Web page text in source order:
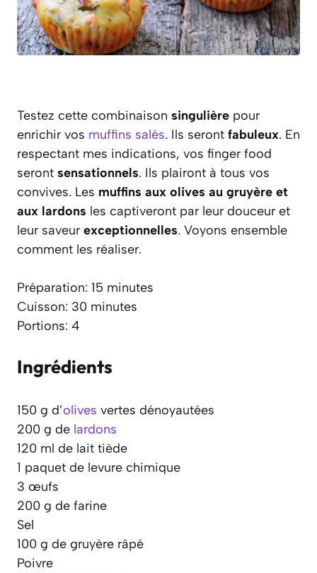
Testez cette combinaison singulière pour
enrichir vos muffins salés. Ils seront fabuleux. En
respectant mes indications, vos finger food
seront sensationnels. Ils plairont à tous vos
convives. Les muffins aux olives au gruyère et
aux lardons les captiveront par leur douceur et
leur saveur exceptionnelles. Voyons ensemble
comment les réaliser.
Préparation: 15 minutes
Cuisson: 30 minutes
Portions: 4
Ingrédients
150 g d’olives vertes dénoyautées
200 g de lardons
120 ml de lait tiède
1 paquet de levure chimique
3 œufs
200 g de farine
Sel
100 g de gruyère râpé
Poivre